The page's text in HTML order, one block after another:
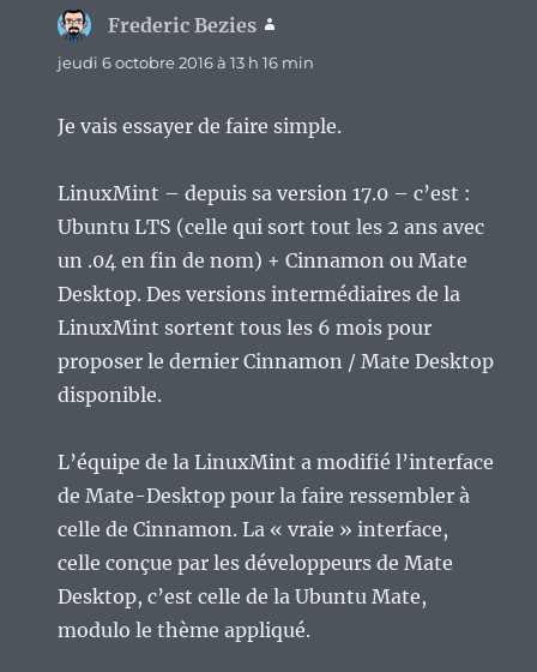
Frederic Bezies
jeudi 6 octobre 2016 à 13 h 16 min
Je vais essayer de faire simple.
LinuxMint – depuis sa version 17.0 – c’est :
Ubuntu LTS (celle qui sort tout les 2 ans avec
un .04 en fin de nom) + Cinnamon ou Mate
Desktop. Des versions intermédiaires de la
LinuxMint sortent tous les 6 mois pour
proposer le dernier Cinnamon / Mate Desktop
disponible.
L’équipe de la LinuxMint a modifié l’interface
de Mate-Desktop pour la faire ressembler à
celle de Cinnamon. La « vraie » interface,
celle conçue par les développeurs de Mate
Desktop, c’est celle de la Ubuntu Mate,
modulo le thème appliqué.